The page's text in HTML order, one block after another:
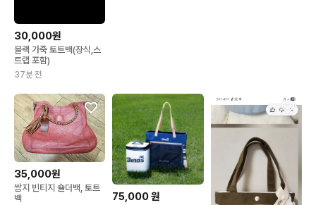
30,000원
블랙 가죽 토트백(장식,스
트랩 포함)
37분 전
35,000원
쌈지 빈티지 숄더백, 토트
백
75,000원